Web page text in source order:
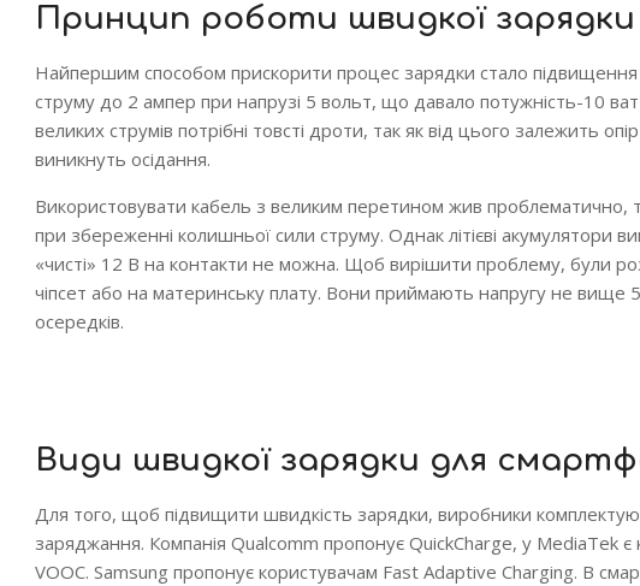
Принцип роботи швидкої
Найпершим способом прискорити процес зарядки стало підвищення
струму до 2 ампер при напрузі 5 вольт, що давало потужність-10
великих струмів потрібні товсті дроти, так як від цього залежить
виникнуть осідання.
Використовувати кабель з великим перетином жив
при збереженні колишньої сили струму. Однак літієві акумулятори
«чисті» 12 В на контакти не можна. Щоб вирішити проблему, були
чіпсет або на материнську плату. Вони приймають напругу не
осередків.
Види швидкої зарядки для
Для того, щоб підвищити швидкість зарядки, виробники
заряджання. Компанія Qualcomm пропонує QuickCharge, у MediaTek
VOOC. Samsung пропонує користувачам Fast Adaptive Charging. В